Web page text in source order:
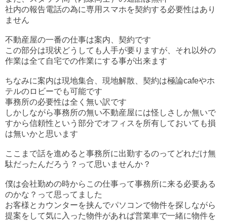
社内の報告電話の為に専用スマホを契約する必要性はあり
ません
不動産屋の一番の仕事は案内、契約です
この部分は現状どうしても人手が要りますが、それ以外の
作業は全て自宅での作業にする事が出来ます
ちなみに案内は現地集合、現地解散、契約は極論cafeやホ
テルのロビーでも可能です
事務所の必要性は全く無い訳です
しかしながら事務所の無い不動産屋には怪しさしか無いで
すから信頼性という部分でオフィスを所有しておいても損
は無いかと思います
ここまで話を進めると事務所に出勤するのってどれだけ無
駄だったんだろう？って思いませんか？
僕は会社勤めの時からこの仕事って事務所に来る必要ある
のかな？って思ってました
お客様とカウンターを挟んでパソコンで物件を探しながら
提案をして気に入った物件があれば営業車で一緒に物件を